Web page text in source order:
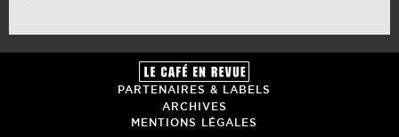
PARTENAIRES & LABELS
ARCHIVES
MENTIONS LÉGALES